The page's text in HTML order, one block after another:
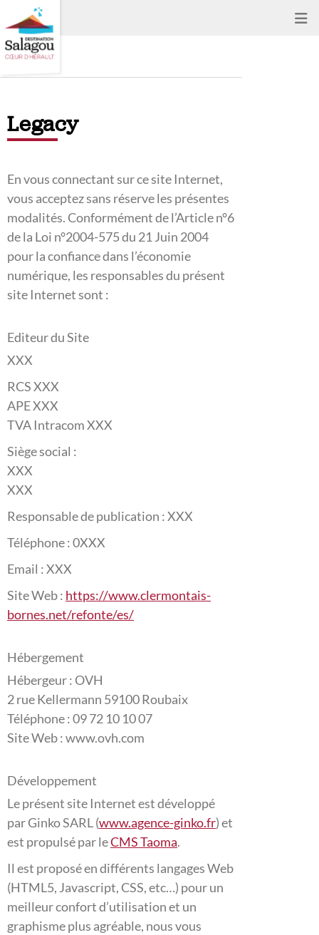
Legacy
Legacy
En vous connectant sur ce site Internet,
vous acceptez sans réserve les présentes
modalités. Conformément de l’Article n°6
de la Loi n°2004-575 du 21 Juin 2004
pour la confiance dans l’économie
numérique, les responsables du présent
site Internet sont :
Editeur du Site
XXX
RCS XXX
APE XXX
TVA Intracom XXX
Siège social :
XXX
XXX
Responsable de publication : XXX
Téléphone : 0XXX
Email : XXX
Site Web : https://www.clermontais-
bornes.net/refonte/es/
Hébergement
Hébergeur : OVH
2 rue Kellermann 59100 Roubaix
Téléphone : 09 72 10 10 07
Site Web : www.ovh.com
Développement
Le présent site Internet est développé
par Ginko SARL (www.agence-ginko.fr) et
est propulsé par leCMS Taoma.
Il est proposé en différents langages Web
(HTML5, Javascript, CSS, etc…) pour un
meilleur confort d’utilisation et un
graphisme plus agréable, nous vous